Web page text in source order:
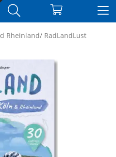
Rheinland/ RadLandLust